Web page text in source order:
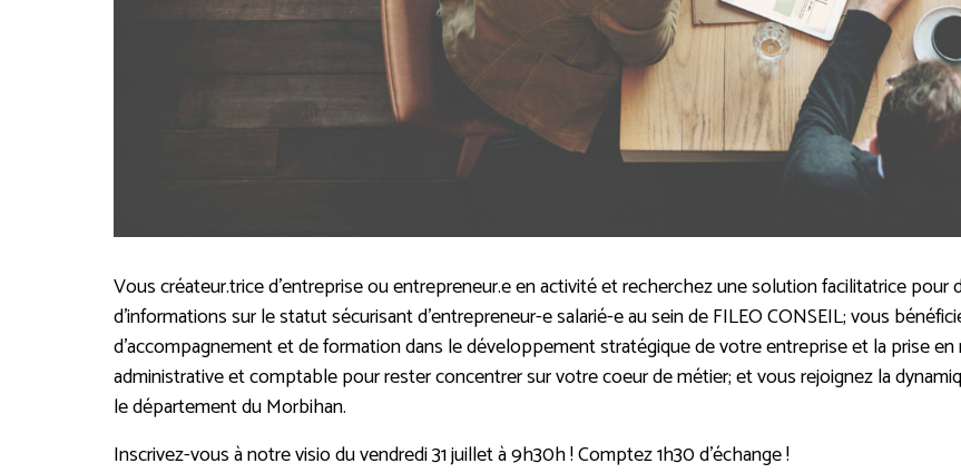
Vous créateur.trice d’entreprise ou entrepreneur.e en activité et recherchez une solution facilitatrice
d’informations sur le statut sécurisant d’entrepreneur-e salarié-e au sein de FILEO CONSEIL; vous
d’accompagnement et de formation dans le développement stratégique de votre entreprise et la prise
administrative et comptable pour rester concentrer sur votre coeur de métier; et vous rejoignez la
le département du Morbihan.
Inscrivez-vous à notre visio du vendredi 31 juillet à 9h30h ! Comptez 1h30 d’échange !